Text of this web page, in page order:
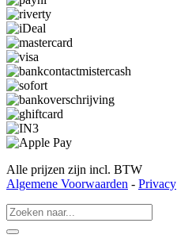
Alle prijzen zijn incl. BTW
Algemene Voorwaarden - Privacy